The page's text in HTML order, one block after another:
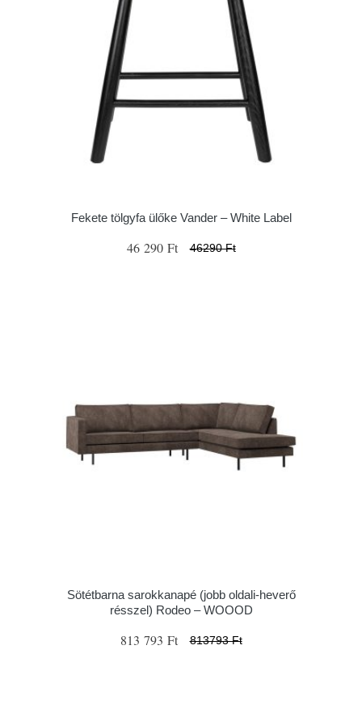
Fekete tölgyfa ülőke Vander – White Label
46 290 Ft 46290 Ft
Sötétbarna sarokkanapé (jobb oldali-heverő
résszel) Rodeo – WOOOD
813 793 Ft 813793 Ft